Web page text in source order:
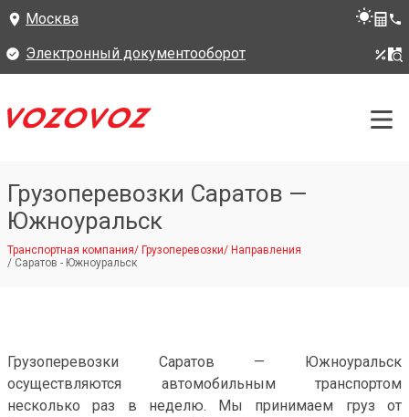
Москва
Электронный документооборот
Грузоперевозки Саратов —
Южноуральск
Транспортная компания/ Грузоперевозки/ Направления
/ Саратов - Южноуральск
Грузоперевозки Саратов — Южноуральск
осуществляются автомобильным транспортом
несколько раз в неделю. Мы принимаем груз от